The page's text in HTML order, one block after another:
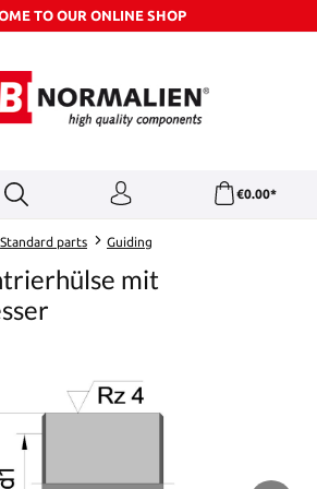
TO OUR ONLINE SHOP
€0.00*
Standard parts Guiding
mit